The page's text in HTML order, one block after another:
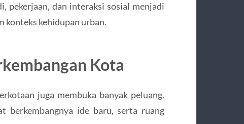
pekerjaan, dan interaksi sosial menjadi
konteks kehidupan urban.
Kota
juga membuka banyak peluang.
berkembangnya ide baru, serta ruang